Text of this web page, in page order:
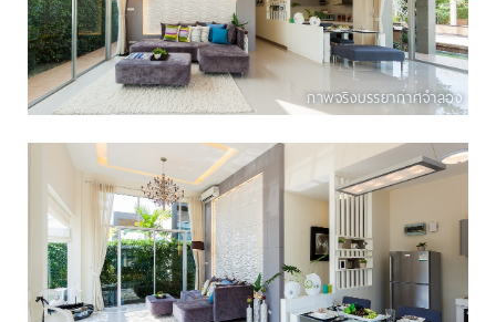
ภาพจริงบรรยากาศจำลอง